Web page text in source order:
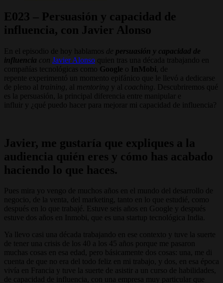
E023 – Persuasión y capacidad de
influencia, con Javier Alonso
En el episodio de hoy hablamos de persuasión y capacidad de
influencia con Javier Alonso quien tras una década trabajando en
compañías tecnológicas como Google o InMobi , de
repente experimentó un momento epifánico que le llevó a dedicarse
de pleno al training , al mentoring y al coaching . Descubriremos qué
es la persuasión, la principal diferencia entre manipular e
influir y ¿qué puedo hacer para mejorar mi capacidad de influencia?
Javier, me gustaría que expliques a la
audiencia quién eres y cómo has acabado
haciendo lo que haces.
Pues mira yo vengo de muchos años en el mundo del desarrollo de
negocio, de la venta, del marketing, tanto en lo que estudié, como
después en lo que trabajé. Estuve seis años en Google y después
estuve dos años en Inmobi, que es una startup tecnológica India.
Ya llevo casi una década trabajando en ese contexto y tuve la suerte
de tener una crisis de los 40 a los 45 años porque me pasaron
muchas cosas en esa edad, pero básicamente dos cosas: una, me di
cuenta de que no era del todo feliz en mi trabajo, y dos, en esa época
vivía en Francia y tuve la suerte de asistir a un curso de habilidades,
de capacidad de influencia, con una empresa muy particular que